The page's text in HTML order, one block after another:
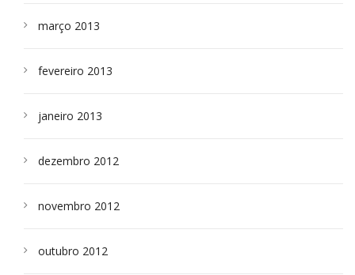
março 2013
fevereiro 2013
janeiro 2013
dezembro 2012
novembro 2012
outubro 2012